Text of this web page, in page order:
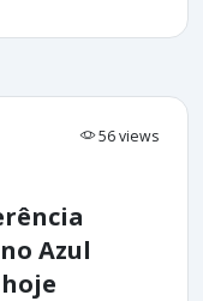
56 views
Azul